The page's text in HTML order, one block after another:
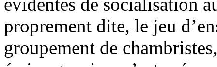
évidentes de socialisation
proprement dite, le jeu
groupement de